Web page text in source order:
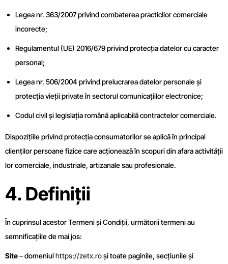
Legea nr. 363/2007 privind combaterea practicilor comerciale
incorecte;
Regulamentul (UE) 2016/679 privind protecția datelor cu caracter
personal;
Legea nr. 506/2004 privind prelucrarea datelor personale și
protecția vieții private în sectorul comunicațiilor electronice;
Codul civil și legislația română aplicabilă contractelor comerciale.
Dispozițiile privind protecția consumatorilor se aplică în principal
clienților persoane fizice care acționează în scopuri din afara activității
lor comerciale, industriale, artizanale sau profesionale.
4. Definiții
În cuprinsul acestor Termeni și Condiții, următorii termeni au
semnificațiile de mai jos:
Site– domeniulhttps://zetx.roși toate paginile, secțiunile și